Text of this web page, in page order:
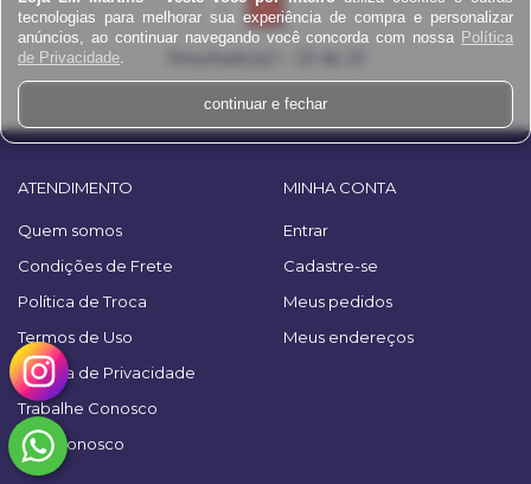
tecnologias para melhorar sua experiência de compra e personalizar
anúncios, ao continuar navegando você concorda com nossa Política
de Privacidade.
continuar e fechar
← 1(current)
→
ATENDIMENTO
Quem somos
Condições de Frete
Política de Troca
Termos de Uso
Política de Privacidade
Trabalhe Conosco
Fale Conosco
MINHA CONTA
Entrar
Cadastre-se
Meus pedidos
Meus endereços